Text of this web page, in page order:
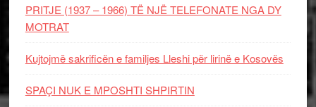
PRITJE (1937 – 1966) TË NJË TELEFONATE NGA DY
MOTRAT
Kujtojmë sakrificën e familjes Lleshi për lirinë e Kosovës
SPAÇI NUK E MPOSHTI SHPIRTIN